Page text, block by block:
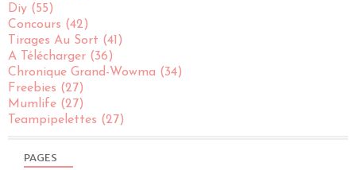
PAGES
Diy (55)
Concours (42)
Tirages Au Sort (41)
A Télécharger (36)
Chronique Grand-Wowma (34)
Freebies (27)
Mumlife (27)
Teampipelettes (27)